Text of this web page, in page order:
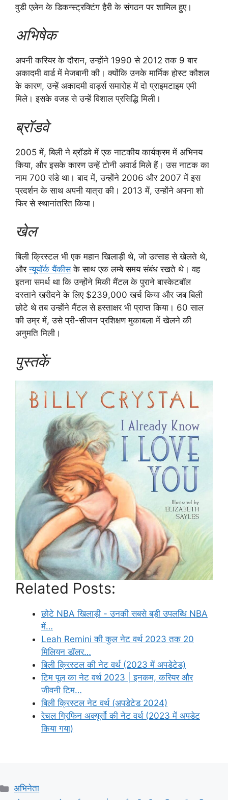
वुडी एलेन के डिकन्स्ट्रक्टिंग हैरी के संगठन पर शामिल हुए।
अभिषेक
अपनी करियर के दौरान, उन्होंने 1990 से 2012 तक 9 बार
अकादमी वार्ड में मेजबानी की। क्योंकि उनके मार्मिक होस्ट कौशल
के कारण, उन्हें अकादमी वार्ड्स समारोह में दो प्राइमटाइम एमी
मिले। इसके वजह से उन्हें विशाल प्रसिद्धि मिली।
ब्रॉडवे
2005 में, बिली ने ब्रॉडवे में एक नाटकीय कार्यक्रम में अभिनय
किया, और इसके कारण उन्हें टोनी अवार्ड मिले हैं। उस नाटक का
नाम 700 संडे था। बाद में, उन्होंने 2006 और 2007 में इस
प्रदर्शन के साथ अपनी यात्रा की। 2013 में, उन्होंने अपना शो
फिर से स्थानांतरित किया।
खेल
बिली क्रिस्टल भी एक महान खिलाड़ी थे, जो उत्साह से खेलते थे,
औरन्यूयॉर्क यैंकीसके साथ एक लम्बे समय संबंध रखते थे। वह
इतना समर्थ था कि उन्होंने मिकी मैंटल के पुराने बास्केटबॉल
दस्ताने खरीदने के लिए $239,000 खर्च किया और जब बिली
छोटे थे तब उन्होंने मैंटल से हस्ताक्षर भी प्राप्त किया। 60 साल
की उम्र में, उसे प्री-सीजन प्रशिक्षण मुकाबला में खेलने की
अनुमति मिली।
पुस्तकें
Related Posts:
छोटे NBA खिलाड़ी - उनकी सबसे बड़ी उपलब्धि NBA
में…
Leah Remini की कुल नेट वर्थ 2023 तक 20
मिलियन डॉलर…
बिली क्रिस्टल की नेट वर्थ (2023 में अपडेटेड)
टिम पूल का नेट वर्थ 2023 | इनकम, करियर और
जीवनी टिम…
बिली क्रिस्टल नेट वर्थ (अपडेटेड 2024)
रेचल ग्रिफिन अक्यूर्सो की नेट वर्थ (2023 में अपडेट
किया गया)
Categories
अभिनेता